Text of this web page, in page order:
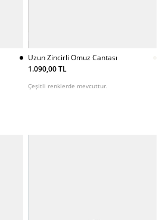
Uzun Zincirli Omuz Cantası
1.090,00 TL
Çeşitli renklerde mevcuttur.